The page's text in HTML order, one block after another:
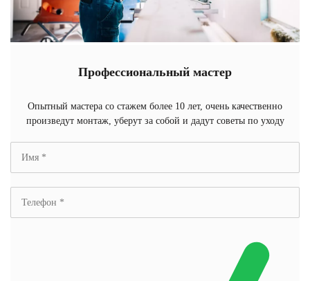
Профессиональный мастер
Опытный мастера со стажем более 10 лет, очень качественно
произведут монтаж, уберут за собой и дадут советы по уходу